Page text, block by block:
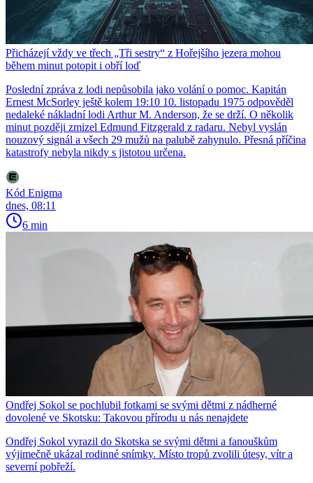
Přicházejí vždy ve třech „Tři sestry“ z Hořejšího jezera mohou
během minut potopit i obří loď
Poslední zpráva z lodi nepůsobila jako volání o pomoc. Kapitán
Ernest McSorley ještě kolem 19:10 10. listopadu 1975 odpověděl
nedaleké nákladní lodi Arthur M. Anderson, že se drží. O několik
minut později zmizel Edmund Fitzgerald z radaru. Nebyl vyslán
nouzový signál a všech 29 mužů na palubě zahynulo. Přesná příčina
katastrofy nebyla nikdy s jistotou určena.
Kód Enigma
dnes, 08:11
6 min
Ondřej Sokol se pochlubil fotkami se svými dětmi z nádherné
dovolené ve Skotsku: Takovou přírodu u nás nenajdete
Ondřej Sokol vyrazil do Skotska se svými dětmi a fanouškům
výjimečně ukázal rodinné snímky. Místo tropů zvolili útesy, vítr a
severní pobřeží.